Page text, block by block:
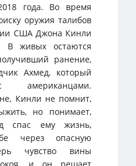
года. Во время
оружия талибов
США Джона Кинли
В живых остаются
ранение,
Ахмед, который
американцами.
Кинли не помнит,
но понимает,
спас ему жизнь,
через опасную
чувство вины